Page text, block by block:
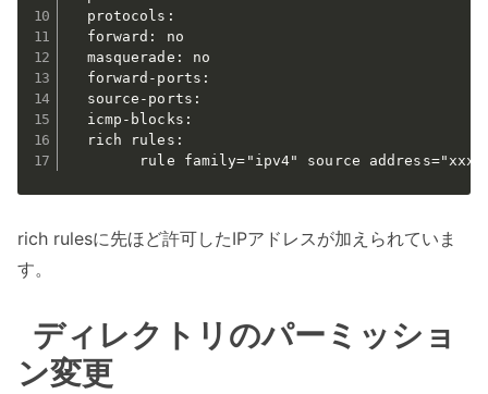
  protocols:
  forward: no
  masquerade: no
  forward-ports:
  source-ports:
  icmp-blocks:
  rich rules:
rule family="ipv4" source
rich rulesに先ほど許可したIPアドレスが加えられていま
す。
ディレクトリのパーミッショ
ン変更